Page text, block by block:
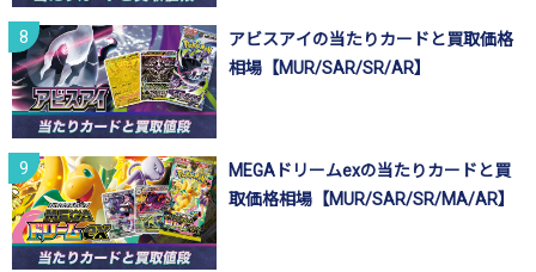
アビスアイの当たりカードと買取価格
相場【MUR/SAR/SR/AR】
MEGAドリームexの当たりカードと買
取価格相場【MUR/SAR/SR/MA/AR】